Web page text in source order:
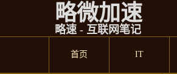
略微加速
略速 - 互联网笔记
首页 IT